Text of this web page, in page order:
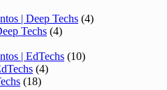
| Deep Techs (4)
Techs (4)
| EdTechs (10)
(4)
(18)